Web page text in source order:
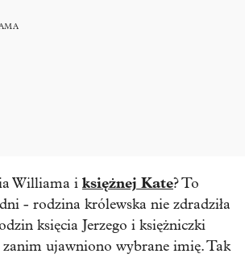
Williama i księżnej Kate? To
- rodzina królewska nie zdradziła
księcia Jerzego i księżniczki
ujawniono wybrane imię. Tak